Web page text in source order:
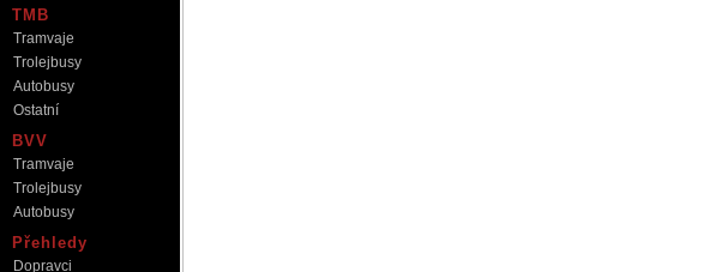
TMB
Tramvaje
Trolejbusy
Autobusy
Ostatní
BVV
Tramvaje
Trolejbusy
Autobusy
Přehledy
Dopravci